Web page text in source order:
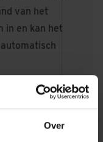
Over
van het
in en kan het